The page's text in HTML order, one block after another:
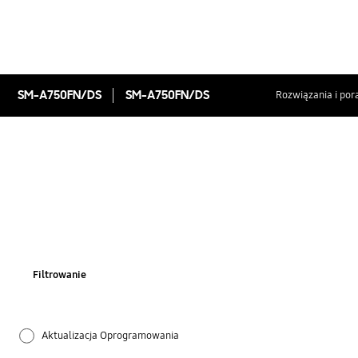
SM-A750FN/DS SM-A750FN/DS Rozwiązania i
Filtrowanie
Aktualizacja Oprogramowania